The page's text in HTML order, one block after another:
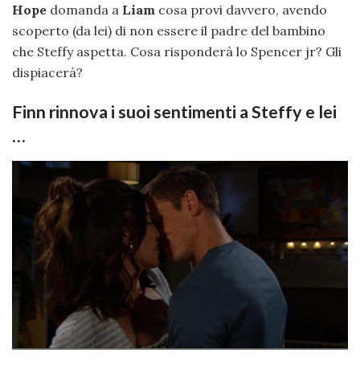
Hope domanda a Liam cosa provi davvero, avendo
scoperto (da lei) di non essere il padre del bambino
che Steffy aspetta. Cosa risponderà lo Spencer jr? Gli
dispiacerà?
Finn rinnova i suoi sentimenti a Steffy e lei
…